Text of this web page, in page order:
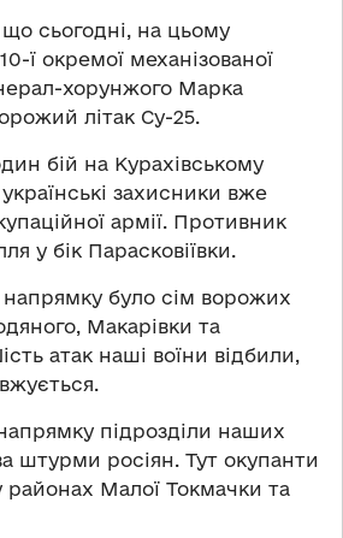
сьогодні, на цьому
ї окремої механізованої
хорунжого Марка
літак Су-25.
бій на Курахівському
захисники вже
армії. Противник
у бік Парасковіївки.
було сім ворожих
Макарівки та
атак наші воїни відбили,
підрозділи наших
штурми росіян. Тут окупанти
районах Малої Токмачки та